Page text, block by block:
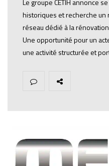
historiques et recherche
réseau dédié à la
Une opportunité pour un
une activité structurée et